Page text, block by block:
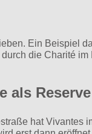
Ein Beispiel
die Charité im
als
hat Vivantes